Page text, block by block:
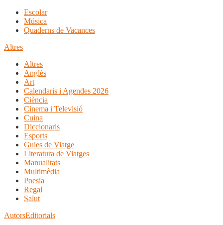
Escolar
Música
Quaderns de Vacances
Altres
Altres
Anglès
Art
Calendaris i Agendes 2026
Ciència
Cinema i Televisió
Cuina
Diccionaris
Esports
Guies de Viatge
Literatura de Viatges
Manualitats
Multimèdia
Poesia
Regal
Salut
AutorsEditorials